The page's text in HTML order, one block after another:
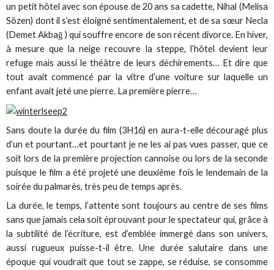
un petit hôtel avec son épouse de 20 ans sa cadette, Nihal (Melisa
Sözen) dont il s’est éloigné sentimentalement, et de sa sœur Necla
(Demet Akbağ ) qui souffre encore de son récent divorce. En hiver,
à mesure que la neige recouvre la steppe, l’hôtel devient leur
refuge mais aussi le théâtre de leurs déchirements… Et dire que
tout avait commencé par la vitre d’une voiture sur laquelle un
enfant avait jeté une pierre. La première pierre…
Sans doute la durée du film (3H16) en aura-t-elle découragé plus
d’un et pourtant…et pourtant je ne les ai pas vues passer, que ce
soit lors de la première projection cannoise ou lors de la seconde
puisque le film a été projeté une deuxième fois le lendemain de la
soirée du palmarès, très peu de temps après.
La durée, le temps, l’attente sont toujours au centre de ses films
sans que jamais cela soit éprouvant pour le spectateur qui, grâce à
la subtilité de l’écriture, est d’emblée immergé dans son univers,
aussi rugueux puisse-t-il être. Une durée salutaire dans une
époque qui voudrait que tout se zappe, se réduise, se consomme